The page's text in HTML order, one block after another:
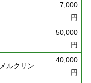
7,000
円
50,000
円
メルクリン
40,000
円